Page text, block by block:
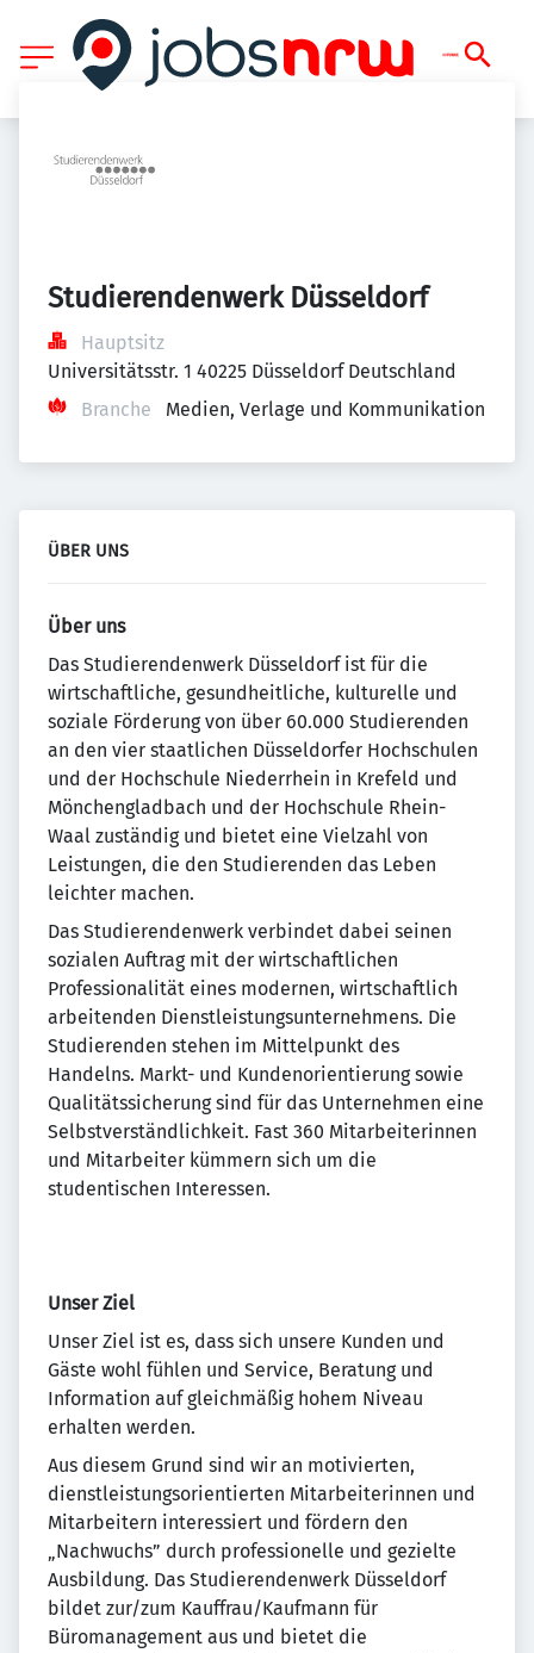
Studierendenwerk Düsseldorf
Hauptsitz
Universitätsstr. 1 40225 Düsseldorf Deutschland
Branche
Medien, Verlage und Kommunikation
ÜBER UNS
Über uns
Das Studierendenwerk Düsseldorf ist für die
wirtschaftliche, gesundheitliche, kulturelle und
soziale Förderung von über 60.000 Studierenden
an den vier staatlichen Düsseldorfer Hochschulen
und der Hochschule Niederrhein in Krefeld und
Mönchengladbach und der Hochschule Rhein-
Waal zuständig und bietet eine Vielzahl von
Leistungen, die den Studierenden das Leben
leichter machen.
Das Studierendenwerk verbindet dabei seinen
sozialen Auftrag mit der wirtschaftlichen
Professionalität eines modernen, wirtschaftlich
arbeitenden Dienstleistungsunternehmens. Die
Studierenden stehen im Mittelpunkt des
Handelns. Markt- und Kundenorientierung sowie
Qualitätssicherung sind für das Unternehmen eine
Selbstverständlichkeit. Fast 360 Mitarbeiterinnen
und Mitarbeiter kümmern sich um die
studentischen Interessen.
Unser Ziel
Unser Ziel ist es, dass sich unsere Kunden und
Gäste wohl fühlen und Service, Beratung und
Information auf gleichmäßig hohem Niveau
erhalten werden.
Aus diesem Grund sind wir an motivierten,
dienstleistungsorientierten Mitarbeiterinnen und
Mitarbeitern interessiert und fördern den
„Nachwuchs” durch professionelle und gezielte
Ausbildung. Das Studierendenwerk Düsseldorf
bildet zur/zum Kauffrau/Kaufmann für
Büromanagement aus und bietet die